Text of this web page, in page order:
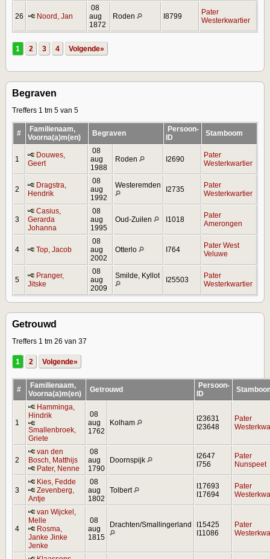
26 Noord, Jan
08
aug
1872
Roden I8799
Pater
Westerkwartier
1 2 3 4 Volgende»
Begraven
Treffers 1 tm 5 van 5
#
Familienaam,
Voorna(a)m(en)
Begraven
Persoon-
ID
Stamboom
1
Douwes,
Geert
08
aug
1988
Roden I2690
Pater
Westerkwartier
2
Dragstra,
Hendrik
08
aug
1992
Westeremden I2735
Pater
Westerkwartier
3
Casius,
Gerarda
Johanna
08
aug
1995
Oud-Zuilen I1018
Pater
Amerongen
4 Top, Jacob
08
aug
2002
Otterlo I764
Pater West
Veluwe
5
Pranger,
Jitske
08
aug
2009
Smilde, Kyllot I25503
Pater
Westerkwartier
Getrouwd
Treffers 1 tm 26 van 37
1 2 Volgende»
#
Familienaam,
Voorna(a)m(en)
Getrouwd
Persoon-
ID
1
Hamminga,
Hindrik
Smallenbroek,
Griete
08
aug
1762
Kolham
I23631
I23648
Pater
2
van den
Bosch, Matthijs
Pater, Nenne
08
aug
1790
Doornspijk
I2647
I756
Pater
Nunspeet
3
Kies, Fedde
Zevenberg,
Antje
08
aug
1802
Tolbert
I17693
I17694
Pater
4
van Wijckel,
Melle
Rosma,
Janke Jinke
Jenke
08
aug
1815
Drachten/Smallingerland
I15425
I11086
Pater